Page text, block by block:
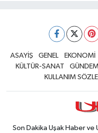
ASAYİŞ GENEL EKONOMİ
KÜLTÜR-SANAT
GÜNDEM
KULLANIM
Son Dakika Uşak Haber ve